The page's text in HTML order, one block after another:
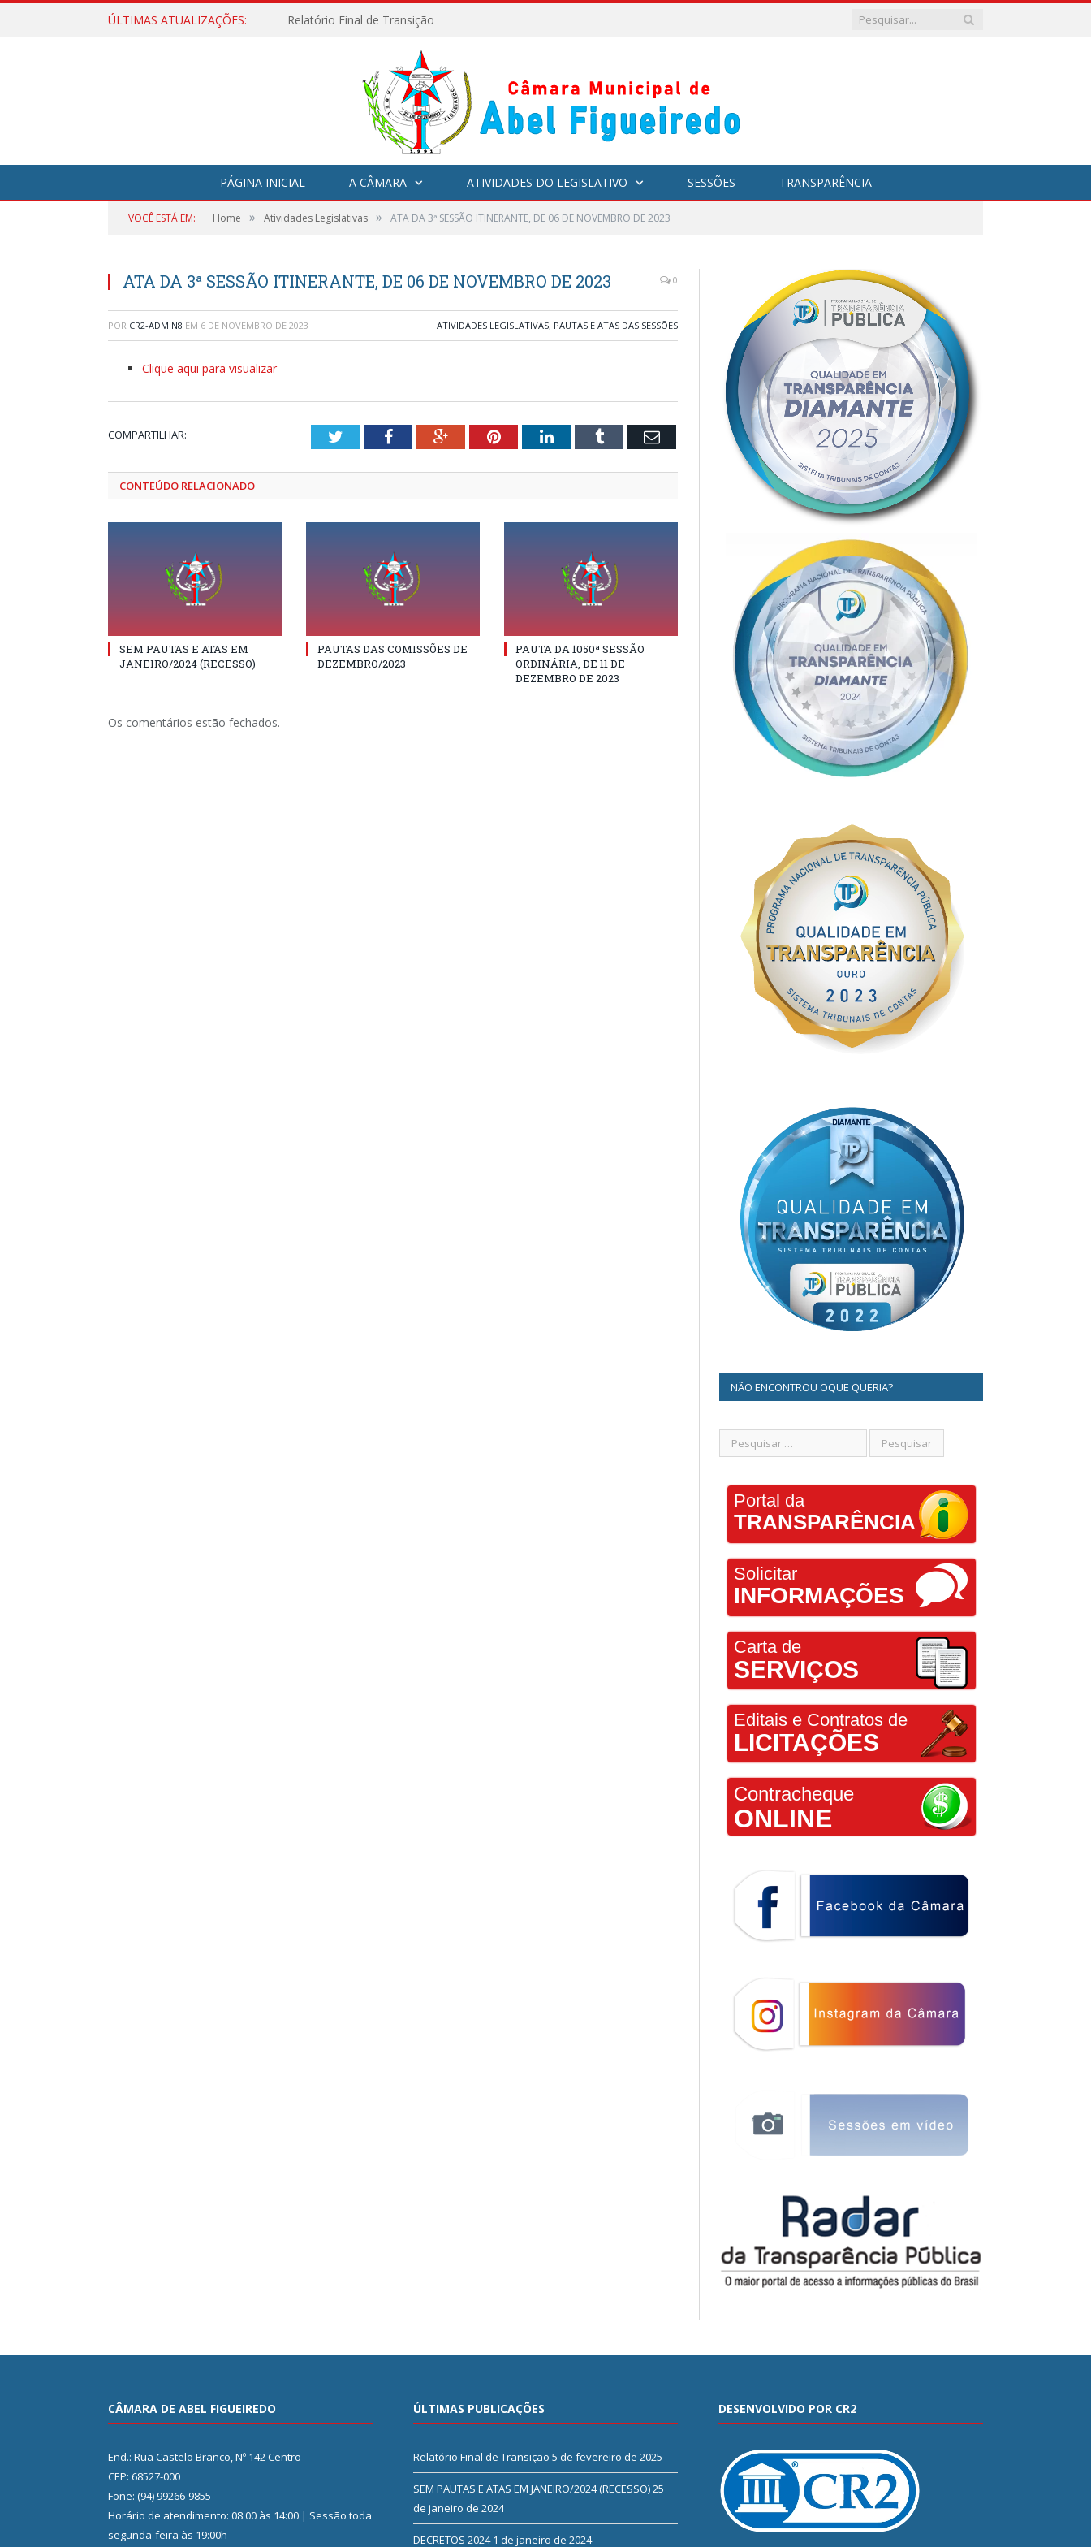
ÚLTIMAS ATUALIZAÇÕES: Relatório Final de Transição
PÁGINA INICIAL A CÂMARA ATIVIDADES DO LEGISLATIVO SESSÕES TRANSPARÊNCIA
VOCÊ ESTÁ EM: Home » Atividades Legislativas » ATA DA 3ª SESSÃO ITINERANTE, DE 06 DE NOVEMBRO DE 2023
ATA DA 3ª SESSÃO ITINERANTE, DE 06 DE NOVEMBRO DE 2023 0
POR CR2-ADMIN8 EM 6 DE NOVEMBRO DE 2023 ATIVIDADES LEGISLATIVAS, PAUTAS E ATAS DAS SESSÕES
Clique aqui para visualizar
COMPARTILHAR: TwitterFacebookGoogle+PinterestLinkedInTumblr Email
CONTEÚDO RELACIONADO
SEM PAUTAS E ATAS EM
JANEIRO/2024 (RECESSO)
PAUTAS DAS COMISSÕES DE
DEZEMBRO/2023
PAUTA DA 1050ª SESSÃO
ORDINÁRIA, DE 11 DE
DEZEMBRO DE 2023
Os comentários estão fechados.
NÃO ENCONTROU OQUE QUERIA?
Portal da
TRANSPARÊNCIA
Solicitar
INFORMAÇÕES
Carta de
SERVIÇOS
Editais e Contratos de
LICITAÇÕES
Contracheque
ONLINE
CÂMARA DE ABEL FIGUEIREDO
End.: Rua Castelo Branco, Nº 142 Centro
CEP: 68527-000
Fone: (94) 99266-9855
Horário de atendimento: 08:00 às 14:00 | Sessão toda
segunda-feira às 19:00h
ÚLTIMAS PUBLICAÇÕES
Relatório Final de Transição 5 de fevereiro de 2025
SEM PAUTAS E ATAS EM JANEIRO/2024 (RECESSO)25
de janeiro de 2024
DECRETOS 2024 1 de janeiro de 2024
DESENVOLVIDO POR CR2